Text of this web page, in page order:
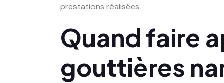
prestations réalisées.
Quand faire
gouttières